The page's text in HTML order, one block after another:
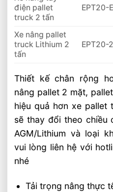
điện pallet
truck 2 tấn
EPT20-
Xe nâng pallet
truck Lithium 2
tấn
EPT20-
Thiết kế chân rộng
nâng pallet 2 mặt,
hiệu quả hơn xe pallet
sẽ thay đổi theo chiều
AGM/Lithium và loại
vui lòng liên hệ với
nhé
Tải trọng nâng thực